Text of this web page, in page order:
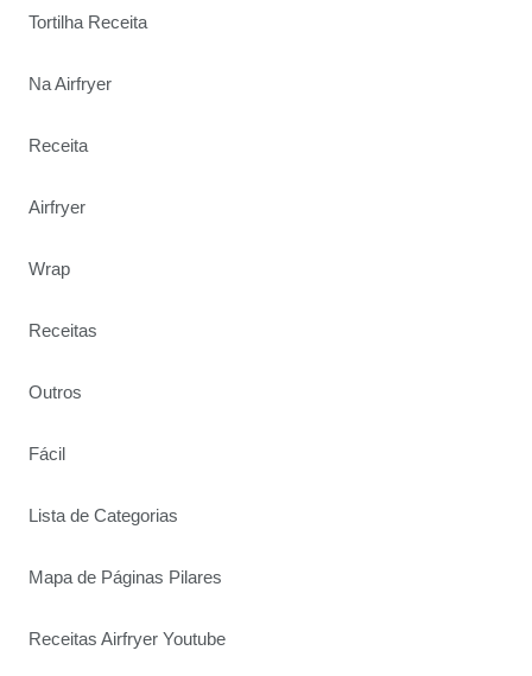
Tortilha Receita
Na Airfryer
Receita
Airfryer
Wrap
Receitas
Outros
Fácil
Lista de Categorias
Mapa de Páginas Pilares
Receitas Airfryer Youtube